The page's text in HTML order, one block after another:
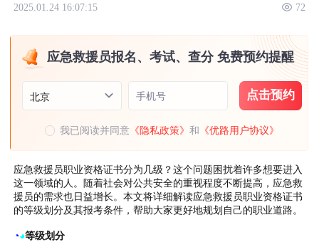
2025.01.24 16:07:15 72
应急救援员报名、考试、查分 免费预约提醒
北京 手机号 点击预约
我已阅读并同意 《隐私政策》和 《优路用户协议》
应急救援员职业资格证书分为几级？这个问题困扰着许多想要进入
这一领域的人。随着社会对公共安全的重视程度不断提高，应急救
援员的需求也日益增长。本文将详细解读应急救援员职业资格证书
的等级划分及其报考条件，帮助大家更好地规划自己的职业道路。
◔◕等级划分